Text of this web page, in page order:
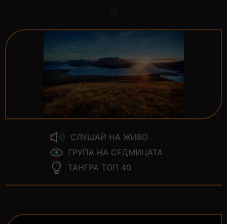
СЛУШАЙ НА ЖИВО
ГРУПА НА СЕДМИЦАТА
ТАНГРА ТОП 40